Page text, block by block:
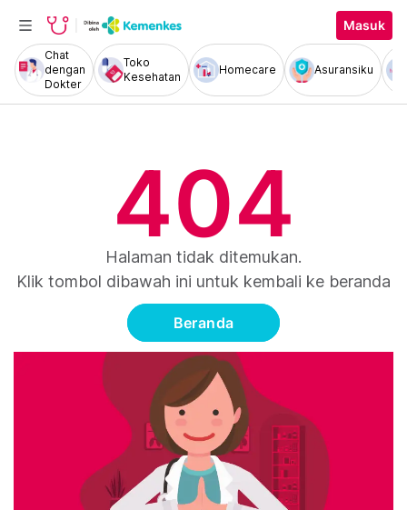
Masuk
Chat
dengan
Dokter
Toko
Kesehatan
Homecare Asuransiku
404
Halaman tidak ditemukan.
Klik tombol dibawah ini untuk kembali ke beranda
Beranda